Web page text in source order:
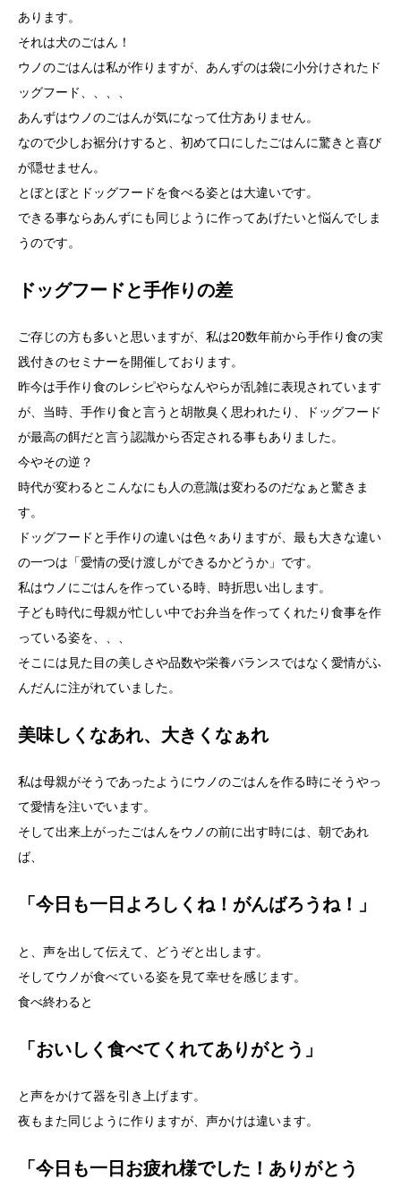
あります。
それは犬のごはん！
ウノのごはんは私が作りますが、あんずのは袋に小分けされたド
ッグフード、、、、
あんずはウノのごはんが気になって仕方ありません。
なので少しお裾分けすると、初めて口にしたごはんに驚きと喜び
が隠せません。
とぼとぼとドッグフードを食べる姿とは大違いです。
できる事ならあんずにも同じように作ってあげたいと悩んでしま
うのです。
ドッグフードと手作りの差
ご存じの方も多いと思いますが、私は20数年前から手作り食の実
践付きのセミナーを開催しております。
昨今は手作り食のレシピやらなんやらが乱雑に表現されています
が、当時、手作り食と言うと胡散臭く思われたり、ドッグフード
が最高の餌だと言う認識から否定される事もありました。
今やその逆？
時代が変わるとこんなにも人の意識は変わるのだなぁと驚きま
す。
ドッグフードと手作りの違いは色々ありますが、最も大きな違い
の一つは「愛情の受け渡しができるかどうか」です。
私はウノにごはんを作っている時、時折思い出します。
子ども時代に母親が忙しい中でお弁当を作ってくれたり食事を作
っている姿を、、、
そこには見た目の美しさや品数や栄養バランスではなく愛情がふ
んだんに注がれていました。
美味しくなあれ、大きくなぁれ
私は母親がそうであったようにウノのごはんを作る時にそうやっ
て愛情を注いでいます。
そして出来上がったごはんをウノの前に出す時には、朝であれ
ば、
「今日も一日よろしくね！がんばろうね！」
と、声を出して伝えて、どうぞと出します。
そしてウノが食べている姿を見て幸せを感じます。
食べ終わると
「おいしく食べてくれてありがとう」
と声をかけて器を引き上げます。
夜もまた同じように作りますが、声かけは違います。
「今日も一日お疲れ様でした！ありがとう